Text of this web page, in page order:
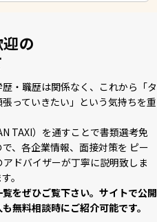
の
・職歴は関係なく、これから「タ
っていきたい」という気持ちを重
TAXI）を通すことで書類選考免
、各企業情報、⾯接対策を ピー
ドバイザーが丁寧に説明致しま
。
をぜひご覧下さい。サイトで公開
無料相談時にご紹介可能です。